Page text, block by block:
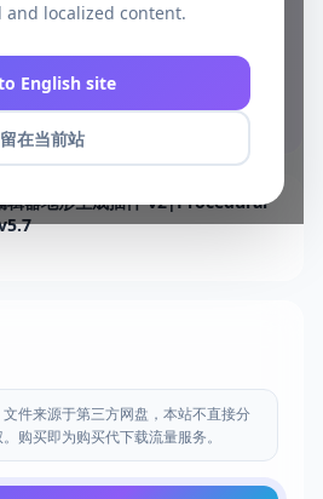
and localized content.
English site
留在当前站
辑器地形生成插件 v2|Procedural
件来源于第三方网盘，本站不直接分
购买即为购买代下载流量服务。